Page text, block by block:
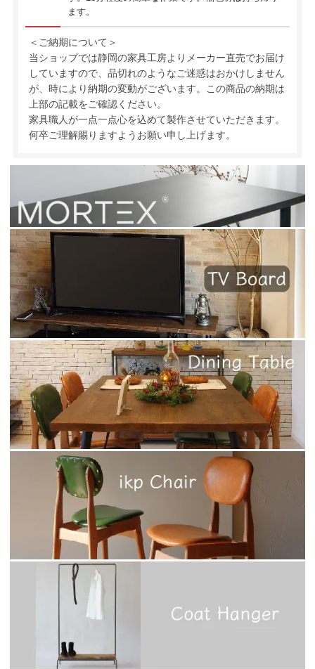
ます。
＜ご納期について＞
当ショップでは静岡の家具工房よりメーカー直売でお届け
していますので、品切れのようなご迷惑はおかけしません
が、時により納期の変動がございます。この商品の納期は
上部の記載をご確認ください。
家具職人が一点一点心を込めて製作させていただきます。
何卒ご理解賜りますようお願い申し上げます。